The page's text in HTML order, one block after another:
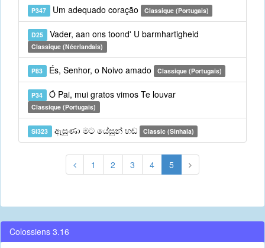
P347 Um adequado coração Classique (Portugais)
D25 Vader, aan ons toond' U barmhartigheid
Classique (Néerlandais)
P83 És, Senhor, o Noivo amado Classique (Portugais)
P34 Ó Pai, mui gratos vimos Te louvar
Classique (Portugais)
Si323 ඇසුණා මට යේසුන් හඬ Classic (Sinhala)
1 2 3 4 5
Colossiens 3.16